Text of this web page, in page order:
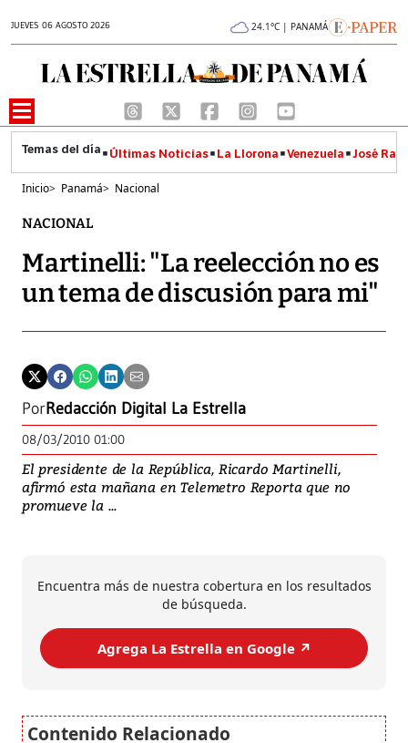
JUEVES 06 AGOSTO 2026 24.1°C | PANAMÁ
Últimas Noticias La Llorona Venezuela José
Inicio> Panamá> Nacional
NACIONAL
Martinelli: "La reelección no es
un tema de discusión para mi"
PorRedacción Digital La Estrella
08/03/2010 01:00
El presidente de la República, Ricardo Martinelli,
afirmó esta mañana en Telemetro Reporta que no
promueve la ...
Encuentra más de nuestra cobertura en los resultados
de búsqueda.
Agrega La Estrella en Google ↗️